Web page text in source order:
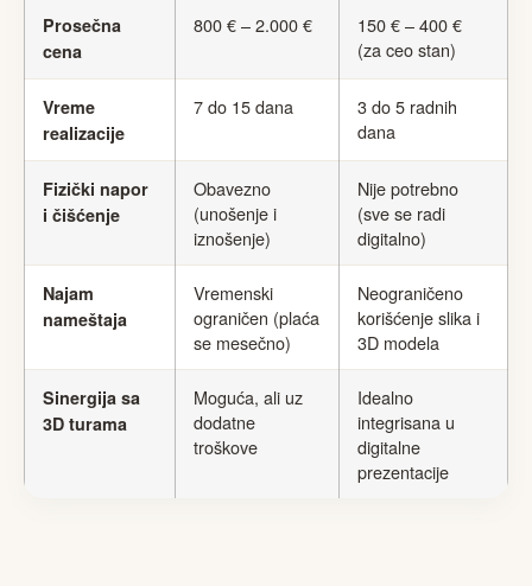
Prosečna
cena
800 € – 2.000 €
150 € – 400 €
(za ceo stan)
Vreme
realizacije
7 do 15 dana
3 do 5 radnih
dana
Fizički napor
i čišćenje
Obavezno
(unošenje i
iznošenje)
Nije potrebno
(sve se radi
digitalno)
Najam
nameštaja
Vremenski
ograničen (plaća
se mesečno)
Neograničeno
korišćenje slika i
3D modela
Sinergija sa
3D turama
Moguća, ali uz
dodatne
troškove
Idealno
integrisana u
digitalne
prezentacije